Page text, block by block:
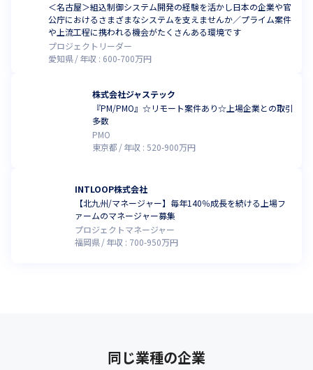
＜名古屋＞組込制御システム開発の経験を活かし日本の企業や官
公庁におけるさまざまなシステムを支えませんか／プライム案件
や上流工程に携われる機会がたくさんある環境です
プロジェクトリーダー
愛知県
年収 : 600-700万円
株式会社ジャステック
『PM/PMO』☆リモート案件あり☆上場企業との取引
多数
PMO
東京都
年収 :520-900万円
INTLOOP株式会社
【北九州/マネージャー】毎年140％成長を続ける上場フ
ァームのマネージャー募集
プロジェクトマネージャー
福岡県
年収 : 700-950万円
同じ業種の企業